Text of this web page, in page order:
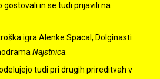
in se tudi prijavili na
igra Alenke Spacal, Dolginasti
Najstnica.
tudi pri drugih prireditvah v